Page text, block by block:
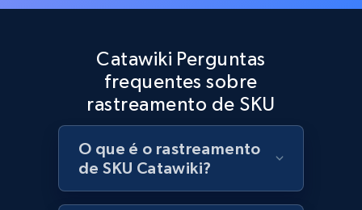
Best Buy products
Currency, Discount, Initial price, and more.
1.1K+ 149+ Comece agora
Catawiki Perguntas
frequentes sobre
rastreamento de SKU
O que é o rastreamento
de SKU Catawiki?